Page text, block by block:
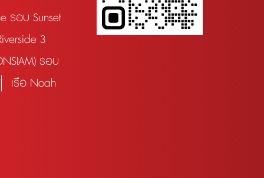
รอบ Sunset
3
รอบ
เรือ Noah